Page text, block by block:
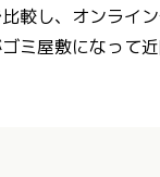
較し、オンライン
ミ屋敷になって